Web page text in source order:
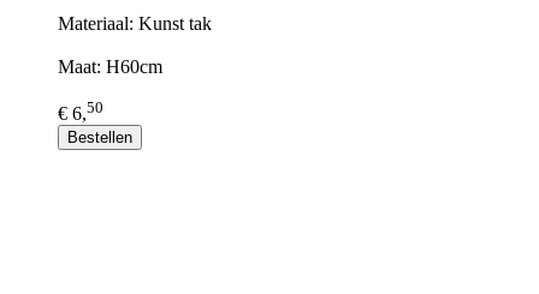
Materiaal: Kunst tak
Maat: H60cm
€ 6,50
Bestellen